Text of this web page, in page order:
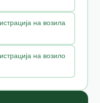
на возила
на возило